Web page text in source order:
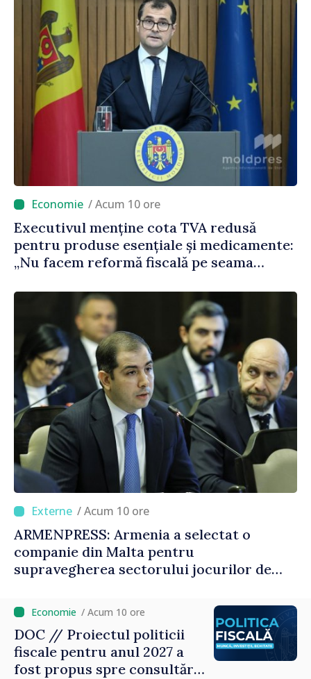
/ Acum 10 ore
Executivul menține cota TVA redusă
pentru produse esențiale și medicamente:
„Nu facem reformă fiscală pe seama
/ Acum 10 ore
ARMENPRESS: Armenia a selectat o
companie din Malta pentru
supravegherea sectorului jocurilor de
/ Acum 10 ore
DOC // Proiectul politicii
fiscale pentru anul 2027 a
fost propus spre consultări